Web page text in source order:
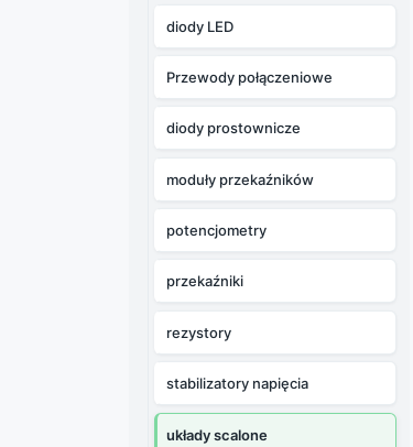
diody LED
Przewody połączeniowe
diody prostownicze
moduły przekaźników
potencjometry
przekaźniki
rezystory
stabilizatory napięcia
układy scalone